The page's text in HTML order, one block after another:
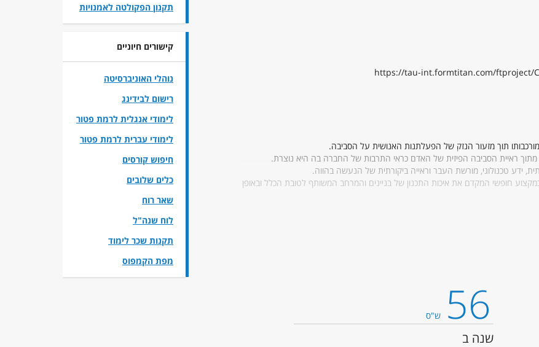
תוך מזעור הנזק של הפעלתנות האנושית על הסביבה.
מתוך ראיית הסביבה הפיזית של האדם כראי התרבות של החברה בה היא נוצרת.
ידע טכנולוגי, מורשת העבר וראייה ביקורתית של הנעשה בהווה.
חופשי המקדם את איכות התכנון של בניינים והמרחב המשותף לטובת הכלל ובאופן
בתחומי האדריכלות המעשית והתיאוריה האדריכלית ובכך ישאף להיות המוביל בתחומו
ובעולם.
56 ש"ס
שנה ב
תקנון הפקולטה לאמנויות
קישורים חיוניים
נוהלי האוניברסיטה
רישום לבידינג
לימודי אנגלית לרמת פטור
לימודי עברית לרמת פטור
חיפוש קורסים
כלים שלובים
שאר רוח
לוח שנה"ל
תקנות שכר לימוד
מפת הקמפוס